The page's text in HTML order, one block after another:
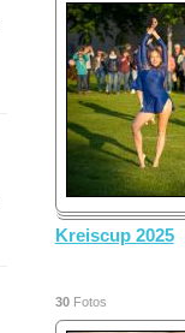
Kreiscup 2025
30Fotos